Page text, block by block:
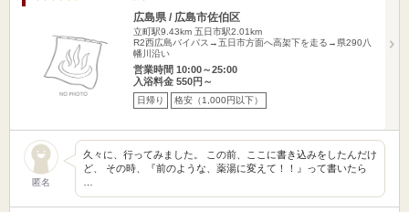
広島県 / 広島市佐伯区
立町駅9.43km 五日市駅2.01km
R2西広島バイパス→五日市方面へ高架下を走る→県290八
幡川沿い
営業時間 10:00～25:00
入浴料金 550円～
日帰り 格安（1,000円以下）
匿名
久々に、行ってみました。 この前、ここに書き込みをしたんだけ
ど、 その時、『前のような、薬湯に変えて！！』って書いたら